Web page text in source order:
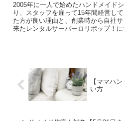
2005年に一人で始めたハンドメイド
り、スタッフを雇って15年間経営し
た方が良い理由と、創業時から自社
来たレンタルサーバーロリポップ！に
【ママハ
い方